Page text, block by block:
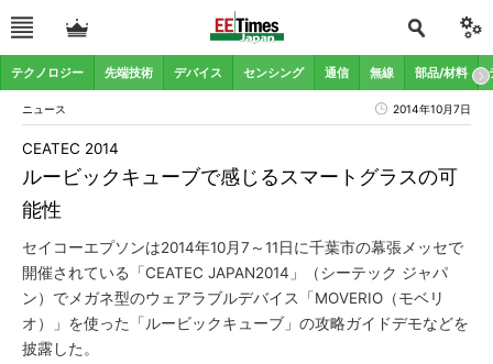
テクノロジー 先端技術 デバイス センシング 通信 無線 部品/材料
ニュース 2014年10月7日
ルービックキューブで感じるスマートグラスの可
能性
CEATEC 2014
セイコーエプソンは2014年10月7～11日に千葉市の幕張メッセで
開催されている「CEATEC JAPAN2014」（シーテック ジャパ
ン）でメガネ型のウェアラブルデバイス「MOVERIO（モベリ
オ）」を使った「ルービックキューブ」の攻略ガイドデモなどを
披露した。